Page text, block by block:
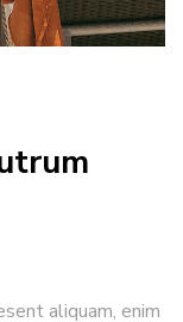
aliquam, enim